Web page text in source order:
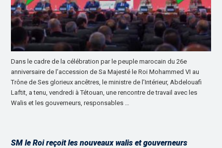
Dans le cadre de la célébration par le peuple marocain du 26e
anniversaire de l’accession de Sa Majesté le Roi Mohammed VI au
Trône de Ses glorieux ancêtres, le ministre de l’Intérieur, Abdelouafi
Laftit, a tenu, vendredi à Tétouan, une rencontre de travail avec les
Walis et les gouverneurs, responsables …
SM le Roi reçoit les nouveaux walis et gouverneurs